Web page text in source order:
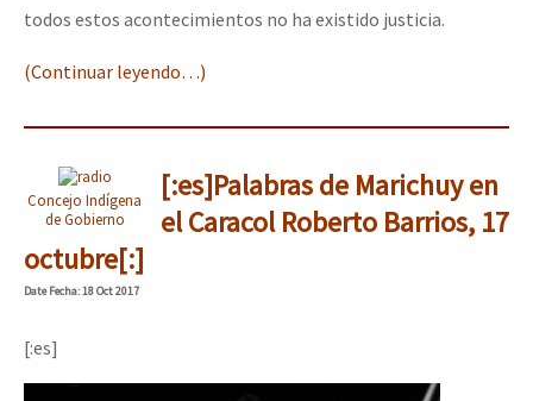
todos estos acontecimientos no ha existido justicia.
(Continuar leyendo…)
Concejo Indígena
de Gobierno
[:es]Palabras de Marichuy en
el Caracol Roberto Barrios, 17
octubre[:]
DateFecha: 18 Oct 2017
[:es]